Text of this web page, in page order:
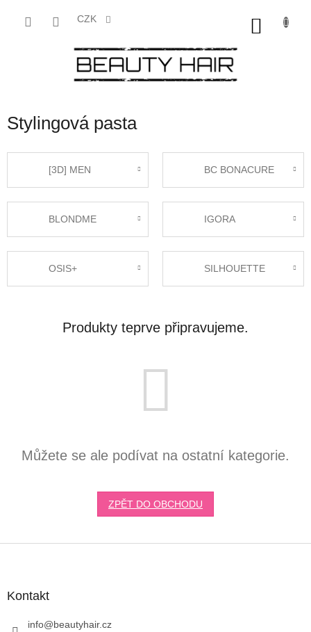
CZK
Stylingová pasta
[3D] MEN BC BONACURE
BLONDME IGORA
OSIS+ SILHOUETTE
Produkty teprve připravujeme.
Můžete se ale podívat na ostatní kategorie.
ZPĚT DO OBCHODU
Kontakt
info@beautyhair.cz